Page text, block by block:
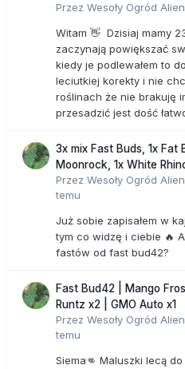
Przez Wesoły Ogród
Witam 👋 Dzisiaj mamy
zaczynają powiększać
kiedy je podlewałem to
leciutkiej korekty i nie
roślinach że nie brakuję
przesadzić jest dość
3x mix Fast Buds, 1x Fat
Moonrock, 1x White
Przez Wesoły Ogród
temu
Już sobie zapisałem w
tym co widzę i ciebie 🔥
fastów od fast bud42?
Fast Bud42 | Mango
Runtz x2 | GMO Auto x1
Przez Wesoły Ogród
temu
Siema👊 Maluszki lecą